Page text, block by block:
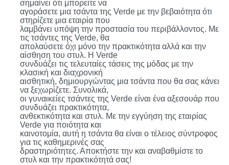
σημαίνει ότι μπορείτε να
αγοράσετε μια τσάντα της Verde με την βεβαιότητα ότι
στηρίζετε μια εταιρία που
λαμβάνει υπόψη την προστασία του περιβάλλοντος. Με
τις τσάντες της Verde, θα
απολαύσετε όχι μόνο την πρακτικότητα αλλά και την
αίσθηση του στυλ. Η Verde
συνδυάζει τις τελευταίες τάσεις της μόδας με την
κλασική και διαχρονική
αισθητική, δημιουργώντας μια τσάντα που θα σας κάνει
να ξεχωρίζετε. Συνολικά,
οι γυναικείες τσάντες της Verde είναι ένα αξεσουάρ που
συνδυάζει πρακτικότητα,
ανθεκτικότητα και στυλ. Με την εγγύηση της εταιρίας
Verde για ποιότητα και
καινοτομία, αυτή η τσάντα θα είναι ο τέλειος σύντροφος
για τις καθημερινές σας
δραστηριότητες. Αποκτήστε την και αναβαθμίστε το
στυλ και την πρακτικότητά σας!